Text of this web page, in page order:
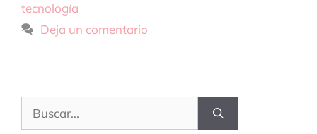
tecnología
Deja un comentario